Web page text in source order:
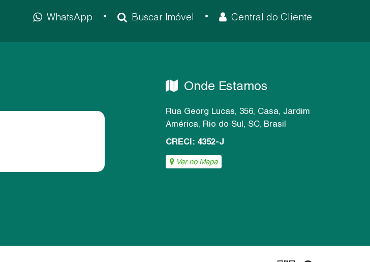
WhatsApp Buscar Imóvel Central do Cliente
Onde Estamos
Rua Georg Lucas, 356, Casa, Jardim
América, Rio do Sul, SC, Brasil
CRECI: 4352-J
Ver no Mapa